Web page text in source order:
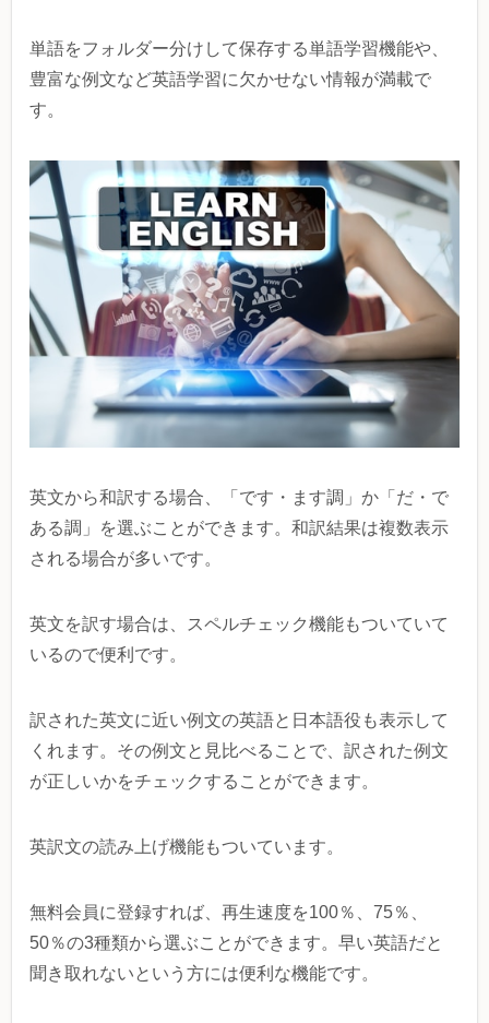
単語をフォルダー分けして保存する単語学習機能や、
豊富な例文など英語学習に欠かせない情報が満載で
す。
英文から和訳する場合、「です・ます調」か「だ・で
ある調」を選ぶことができます。和訳結果は複数表示
される場合が多いです。
英文を訳す場合は、スペルチェック機能もついていて
いるので便利です。
訳された英文に近い例文の英語と日本語役も表示して
くれます。その例文と見比べることで、訳された例文
が正しいかをチェックすることができます。
英訳文の読み上げ機能もついています。
無料会員に登録すれば、再生速度を100％、75％、
50％の3種類から選ぶことができます。早い英語だと
聞き取れないという方には便利な機能です。